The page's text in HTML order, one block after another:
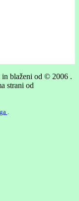
in blaženi od © 2006 .
strani od